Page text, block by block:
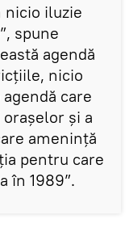
nicio iluzie
spune
agendă
nicio
care
şi a
ameninţă
pentru care
în 1989”.